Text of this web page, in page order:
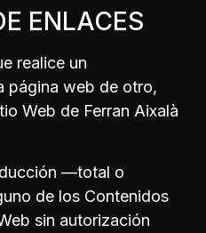
ENLACES
realice un
página web de otro,
Web de Ferran Aixalà
—total o
de los Contenidos
sin autorización